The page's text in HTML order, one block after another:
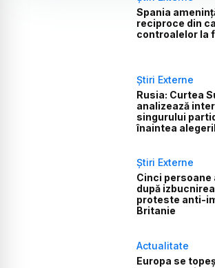
Spania
reciproce din
controalelor la
Știri Externe
Rusia: Curtea
analizează
singurului
înaintea
Știri Externe
Cinci
după
proteste anti-
Britanie
Actualitate
Europa se